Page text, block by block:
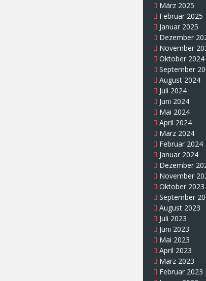
März 2025
Februar 2025
Januar 2025
Dezember
November
Oktober 2024
September
August 2024
Juli 2024
Juni 2024
Mai 2024
April 2024
März 2024
Februar 2024
Januar 2024
Dezember
November
Oktober 2023
September
August 2023
Juli 2023
Juni 2023
Mai 2023
April 2023
März 2023
Februar 2023